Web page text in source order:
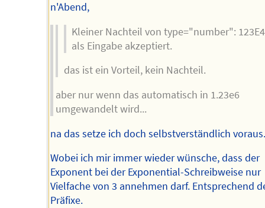
n'Abend,
Kleiner Nachteil von type="number":
als Eingabe akzeptiert.
das ist ein Vorteil, kein Nachteil.
aber nur wenn das automatisch in 1.23e6
umgewandelt wird...
na das setze ich doch selbstverständlich voraus.
Wobei ich mir immer wieder wünsche, dass der
Exponent bei der Exponential-Schreibweise nur
Vielfache von 3 annehmen darf. Entsprechend
Präfixe.